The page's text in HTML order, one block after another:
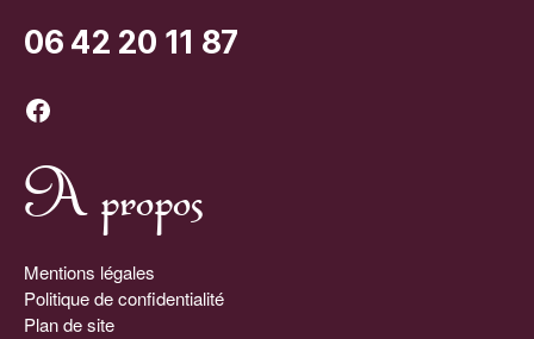
06 42 20 11 87
Facebook
A propos
Mentions légales
Politique de confidentialité
Plan de site